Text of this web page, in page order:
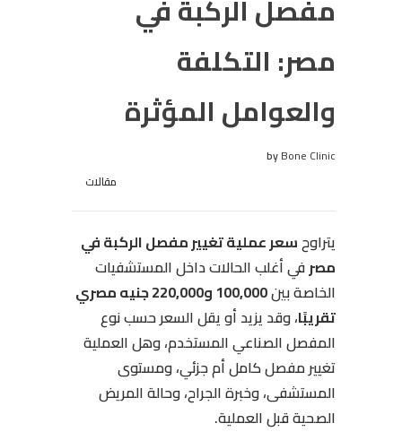
مفصل الركبة في
مصر: التكلفة
والعوامل المؤثرة
byBone Clinic
مقالات
يتراوحسعر عملية تغيير مفصل الركبة في
مصرفي أغلب الحالات داخل المستشفيات
الخاصة بين
100,000 و220,000 جنيه مصري
تقريبًا، وقد يزيد أو يقل السعر حسب نوع
المفصل الصناعي المستخدم، وهل العملية
تغيير مفصل كامل أم جزئي، ومستوى
المستشفى، وخبرة الجراح، وحالة المريض
الصحية قبل العملية.